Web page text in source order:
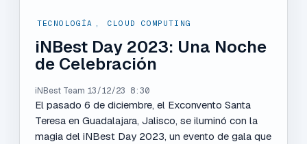
TECNOLOGÍA , CLOUD COMPUTING
iNBest Day 2023: Una Noche
de Celebración
iNBest Team 13/12/23 8:30
El pasado 6 de diciembre, el Exconvento Santa
Teresa en Guadalajara, Jalisco, se iluminó con la
magia del iNBest Day 2023, un evento de gala que